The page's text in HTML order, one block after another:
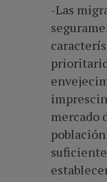
-Las
mercado